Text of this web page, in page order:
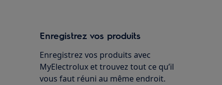
Enregistrez vos produits
Enregistrez vos produits avec
MyElectrolux et trouvez tout ce qu’il
vous faut réuni au même endroit.